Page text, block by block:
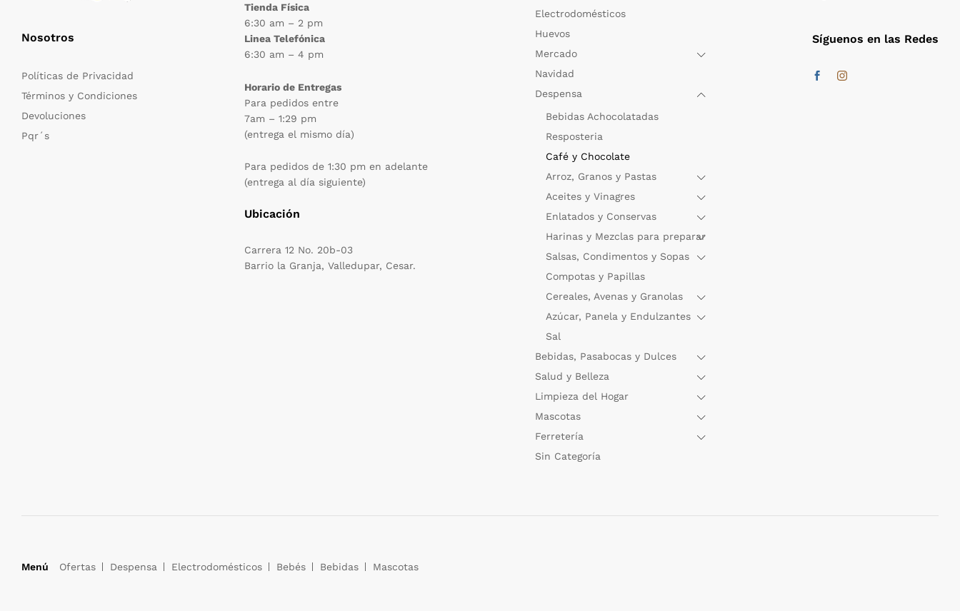
Nosotros
Políticas de Privacidad
Términos y Condiciones
Devoluciones
Pqr´s
Tienda Física
6:30 am – 2 pm
Linea Telefónica
6:30 am – 4 pm
Horario de Entregas
Para pedidos entre
7am – 1:29 pm
(entrega el mismo día)
Para pedidos de 1:30 pm en adelante
(entrega al día siguiente)
Ubicación
Carrera 12 No. 20b-03
Barrio la Granja, Valledupar, Cesar.
Electrodomésticos
Huevos
Mercado
Navidad
Despensa
Bebidas Achocolatadas
Resposteria
Café y Chocolate
Arroz, Granos y Pastas
Aceites y Vinagres
Enlatados y Conservas
Harinas y Mezclas para preparar
Salsas, Condimentos y Sopas
Compotas y Papillas
Cereales, Avenas y Granolas
Azúcar, Panela y Endulzantes
Sal
Bebidas, Pasabocas y Dulces
Salud y Belleza
Limpieza del Hogar
Mascotas
Ferretería
Sin Categoría
Síguenos en las Redes
Menú Ofertas Despensa Electrodomésticos Bebés Bebidas Mascotas